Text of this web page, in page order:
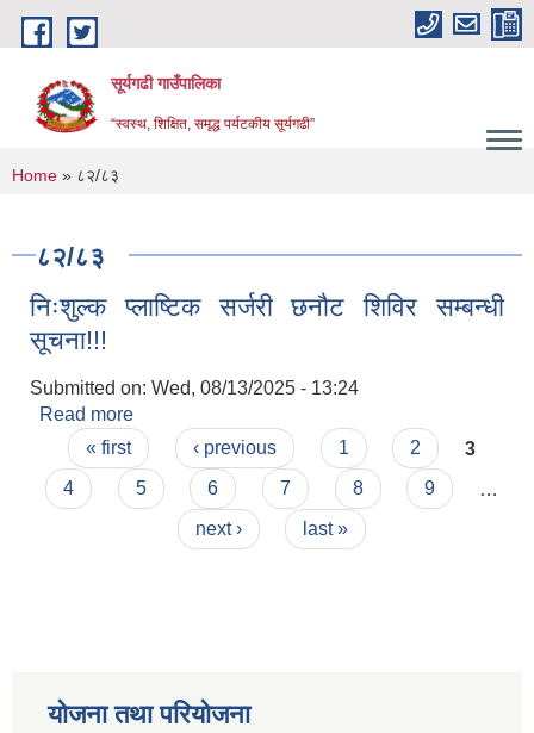
Skip to main content
सूर्यगढी गाउँपालिका
“स्वस्थ, शिक्षित, समृद्ध पर्यटकीय सूर्यगढी”
You are here
Home » ८२/८३
८२/८३
निःशुल्क प्लाष्टिक सर्जरी छनौट शिविर सम्बन्धी
सूचना!!!
Submitted on: Wed, 08/13/2025 - 13:24
Read more
सूचना!!!
Pages
« first ‹ previous 1 2
3
4
5 6 7 8 9
next ›
last »
योजना तथा परियोजना